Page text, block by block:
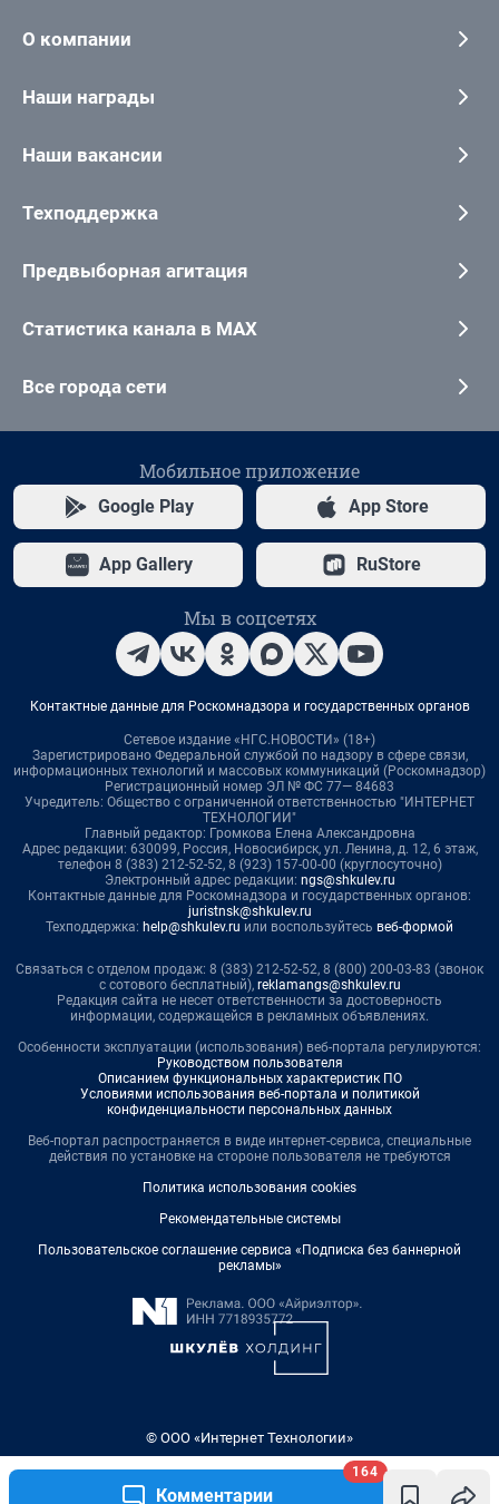
Комментарии
164
О компании
Наши награды
Наши вакансии
Техподдержка
Предвыборная агитация
Статистика канала в MAX
Все города сети
Мобильное приложение
Google Play App Store
App Gallery RuStore
Мы в соцсетях
Контактные данные для Роскомнадзора и государственных органов
Сетевое издание «НГС.НОВОСТИ» (18+)
Зарегистрировано Федеральной службой по надзору в сфере связи,
информационных технологий и массовых коммуникаций (Роскомнадзор)
Регистрационный номер ЭЛ № ФС 77— 84683
Учредитель: Общество с ограниченной ответственностью "ИНТЕРНЕТ
ТЕХНОЛОГИИ"
Главный редактор: Громкова Елена Александровна
Адрес редакции: 630099, Россия, Новосибирск, ул. Ленина, д. 12, 6 этаж,
телефон 8 (383) 212-52-52, 8 (923) 157-00-00 (круглосуточно)
Электронный адрес редакции: ngs@shkulev.ru
Контактные данные для Роскомнадзора и государственных органов:
juristnsk@shkulev.ru
Техподдержка: help@shkulev.ru или воспользуйтесь веб-формой
Связаться с отделом продаж: 8 (383) 212-52-52, 8 (800) 200-03-83 (звонок
с сотового бесплатный), reklamangs@shkulev.ru
Редакция сайта не несет ответственности за достоверность
информации, содержащейся в рекламных объявлениях.
Особенности эксплуатации (использования) веб-портала регулируются:
Руководством пользователя
Описанием функциональных характеристик ПО
Условиями использования веб-портала и политикой
конфиденциальности персональных данных
Веб-портал распространяется в виде интернет-сервиса, специальные
действия по установке на стороне пользователя не требуются
Политика использования cookies
Рекомендательные системы
Пользовательское соглашение сервиса «Подписка без баннерной
рекламы»
© ООО «Интернет Технологии»